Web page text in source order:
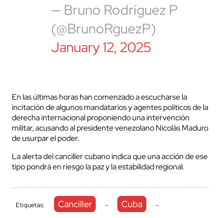
— Bruno Rodríguez P
(@BrunoRguezP)
January 12, 2025
En las últimas horas han comenzado a escucharse la
incitación de algunos mandatarios y agentes políticos de la
derecha internacional proponiendo una intervención
militar, acusando al presidente venezolano Nicolás Maduro
de usurpar el poder.
La alerta del canciller cubano indica que una acción de ese
tipo pondrá en riesgo la paz y la estabilidad regional.
Etiquetas: Canciller - Cuba -